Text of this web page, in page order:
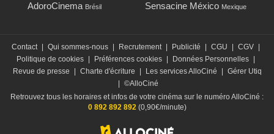
AdoroCinema Brésil Sensacine México Mexique
Contact Qui sommes-nous Recrutement Publicité CGU CGV
Politique de cookies
Préférences cookies Données Personnelles
Revue de presse
Charte d'écriture Les services AlloCiné
Gérer Utiq
©AlloCiné
Retrouvez tous les horaires et infos de votre cinéma sur le numéro AlloCiné :
0 892 892 892(0,90€/minute)